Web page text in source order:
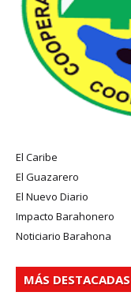
El Caribe
El Guazarero
El Nuevo Diario
Impacto Barahonero
Noticiario Barahona
MÁS DESTACADAS